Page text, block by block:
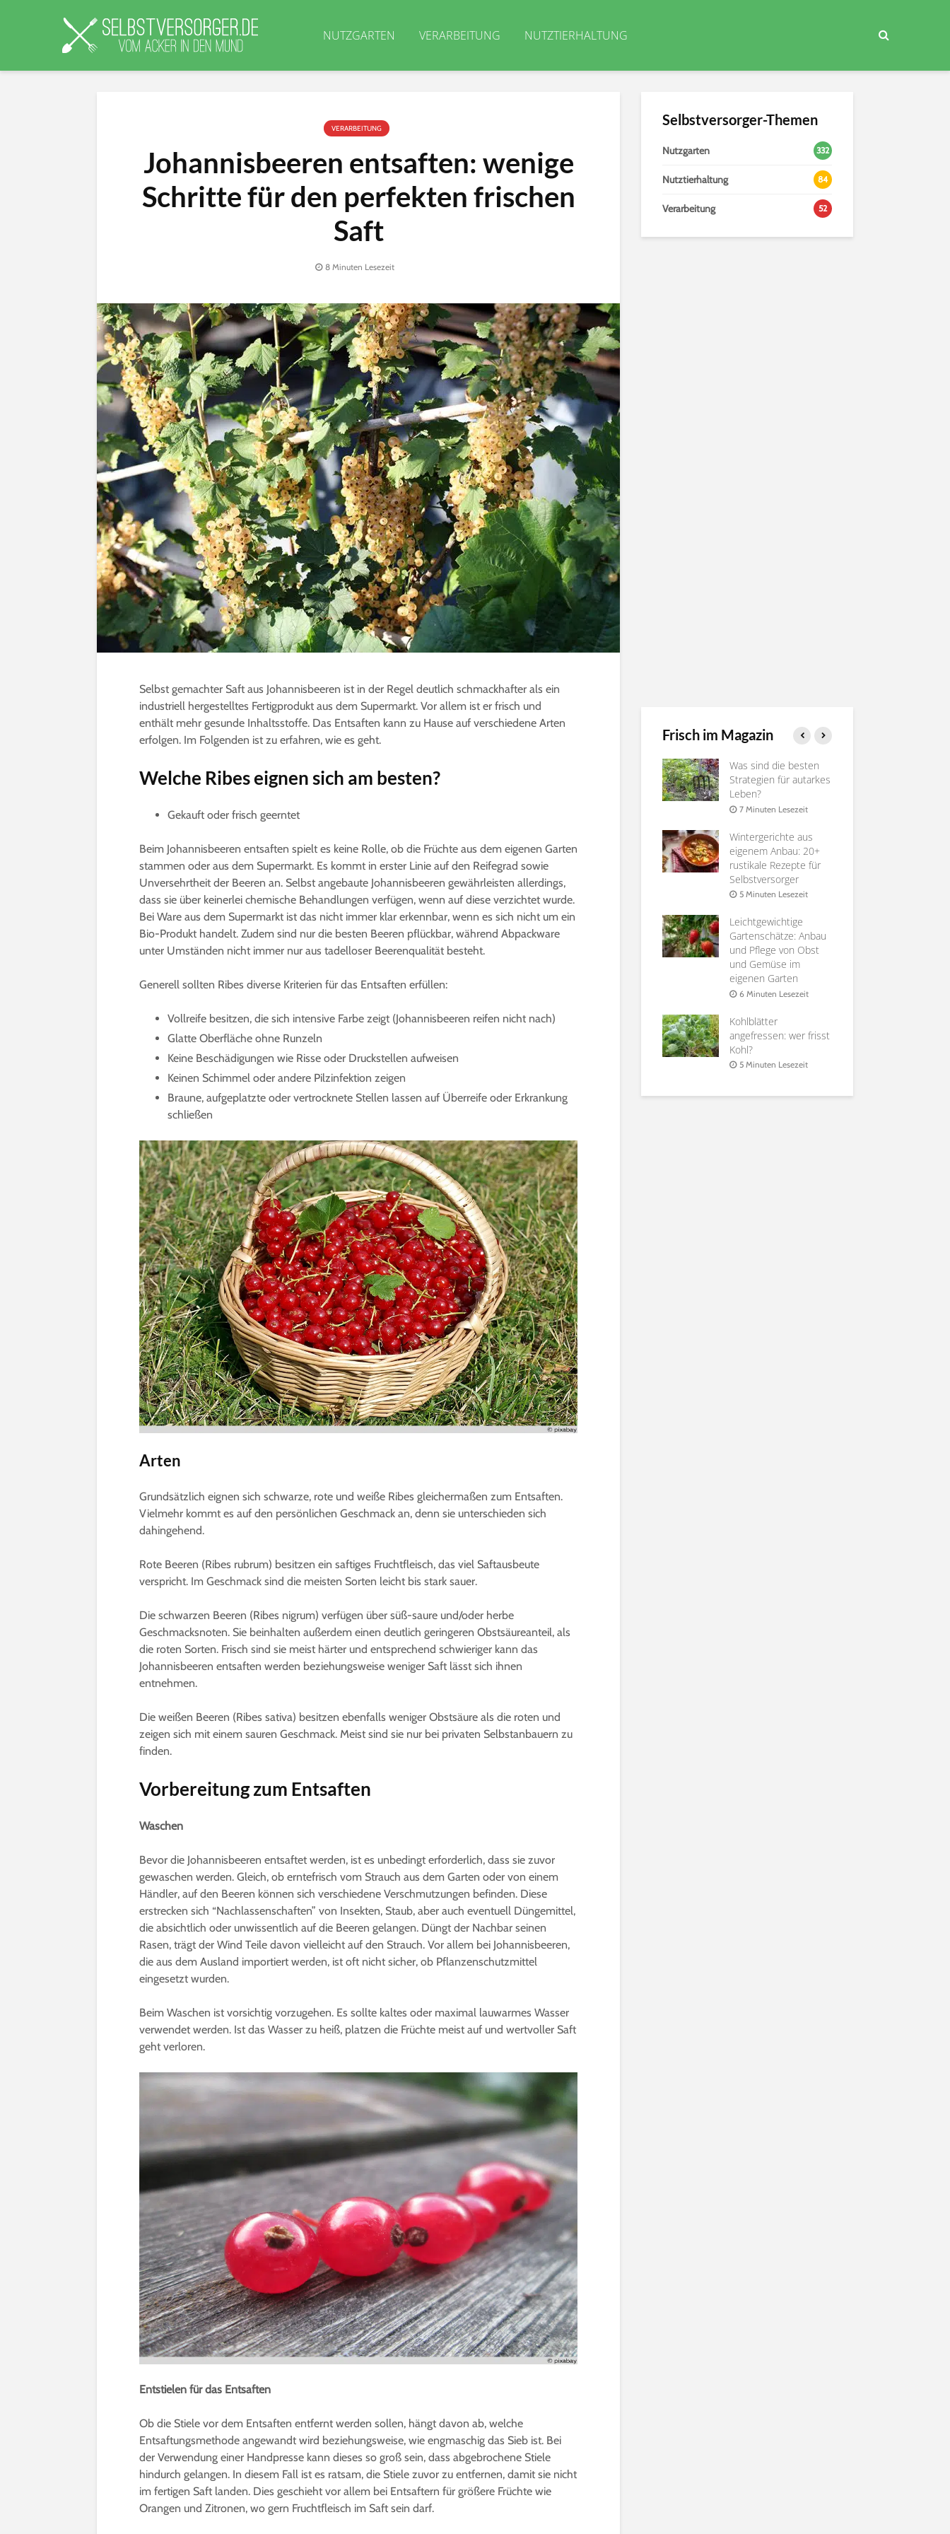
NUTZGARTEN VERARBEITUNG NUTZTIERHALTUNG
VERARBEITUNG
Johannisbeeren entsaften: wenige
Schritte für den perfekten frischen
Saft
8 Minuten Lesezeit
Selbst gemachter Saft aus Johannisbeeren ist in der Regel deutlich schmackhafter als ein
industriell hergestelltes Fertigprodukt aus dem Supermarkt. Vor allem ist er frisch und
enthält mehr gesunde Inhaltsstoffe. Das Entsaften kann zu Hause auf verschiedene Arten
erfolgen. Im Folgenden ist zu erfahren, wie es geht.
Welche Ribes eignen sich am besten?
Gekauft oder frisch geerntet
Beim Johannisbeeren entsaften spielt es keine Rolle, ob die Früchte aus dem eigenen Garten
stammen oder aus dem Supermarkt. Es kommt in erster Linie auf den Reifegrad sowie
Unversehrtheit der Beeren an. Selbst angebaute Johannisbeeren gewährleisten allerdings,
dass sie über keinerlei chemische Behandlungen verfügen, wenn auf diese verzichtet wurde.
Bei Ware aus dem Supermarkt ist das nicht immer klar erkennbar, wenn es sich nicht um ein
Bio-Produkt handelt. Zudem sind nur die besten Beeren pflückbar, während Abpackware
unter Umständen nicht immer nur aus tadelloser Beerenqualität besteht.
Generell sollten Ribes diverse Kriterien für das Entsaften erfüllen:
Vollreife besitzen, die sich intensive Farbe zeigt (Johannisbeeren reifen nicht nach)
Glatte Oberfläche ohne Runzeln
Keine Beschädigungen wie Risse oder Druckstellen aufweisen
Keinen Schimmel oder andere Pilzinfektion zeigen
Braune, aufgeplatzte oder vertrocknete Stellen lassen auf Überreife oder Erkrankung
schließen
Arten
Grundsätzlich eignen sich schwarze, rote und weiße Ribes gleichermaßen zum Entsaften.
Vielmehr kommt es auf den persönlichen Geschmack an, denn sie unterschieden sich
dahingehend.
Rote Beeren (Ribes rubrum) besitzen ein saftiges Fruchtfleisch, das viel Saftausbeute
verspricht. Im Geschmack sind die meisten Sorten leicht bis stark sauer.
Die schwarzen Beeren (Ribes nigrum) verfügen über süß-saure und/oder herbe
Geschmacksnoten. Sie beinhalten außerdem einen deutlich geringeren Obstsäureanteil, als
die roten Sorten. Frisch sind sie meist härter und entsprechend schwieriger kann das
Johannisbeeren entsaften werden beziehungsweise weniger Saft lässt sich ihnen
entnehmen.
Die weißen Beeren (Ribes sativa) besitzen ebenfalls weniger Obstsäure als die roten und
zeigen sich mit einem sauren Geschmack. Meist sind sie nur bei privaten Selbstanbauern zu
finden.
Vorbereitung zum Entsaften
Waschen
Bevor die Johannisbeeren entsaftet werden, ist es unbedingt erforderlich, dass sie zuvor
gewaschen werden. Gleich, ob erntefrisch vom Strauch aus dem Garten oder von einem
Händler, auf den Beeren können sich verschiedene Verschmutzungen befinden. Diese
erstrecken sich “Nachlassenschaften” von Insekten, Staub, aber auch eventuell Düngemittel,
die absichtlich oder unwissentlich auf die Beeren gelangen. Düngt der Nachbar seinen
Rasen, trägt der Wind Teile davon vielleicht auf den Strauch. Vor allem bei Johannisbeeren,
die aus dem Ausland importiert werden, ist oft nicht sicher, ob Pflanzenschutzmittel
eingesetzt wurden.
Beim Waschen ist vorsichtig vorzugehen. Es sollte kaltes oder maximal lauwarmes Wasser
verwendet werden. Ist das Wasser zu heiß, platzen die Früchte meist auf und wertvoller Saft
geht verloren.
Entstielen für das Entsaften
Ob die Stiele vor dem Entsaften entfernt werden sollen, hängt davon ab, welche
Entsaftungsmethode angewandt wird beziehungsweise, wie engmaschig das Sieb ist. Bei
der Verwendung einer Handpresse kann dieses so groß sein, dass abgebrochene Stiele
hindurch gelangen. In diesem Fall ist es ratsam, die Stiele zuvor zu entfernen, damit sie nicht
im fertigen Saft landen. Dies geschieht vor allem bei Entsaftern für größere Früchte wie
Orangen und Zitronen, wo gern Fruchtfleisch im Saft sein darf.
Selbstversorger-Themen
Nutzgarten 332
Nutztierhaltung 84
Verarbeitung 52
Frisch im Magazin
Nutzen, Technik & Co.
Selbstversorger
6 Minuten Lesezeit
Affenbrotbaum,
Adansonia | Pflege-
Anleitung
8 Minuten Lesezeit
Sirup, Gelee & Co. | 6
Möglichkeiten der
6 Minuten Lesezeit
ziehen | Das ist zu
Kleine winterharte
Bäume bis 2m für
Was sind die besten
Strategien für autarkes
Leben?
7 Minuten Lesezeit
Wintergerichte aus
eigenem Anbau: 20+
rustikale Rezepte für
Selbstversorger
5 Minuten Lesezeit
Leichtgewichtige
Gartenschätze: Anbau
und Pflege von Obst
und Gemüse im
eigenen Garten
6 Minuten Lesezeit
Kohlblätter
angefressen: wer frisst
Kohl?
5 Minuten Lesezeit